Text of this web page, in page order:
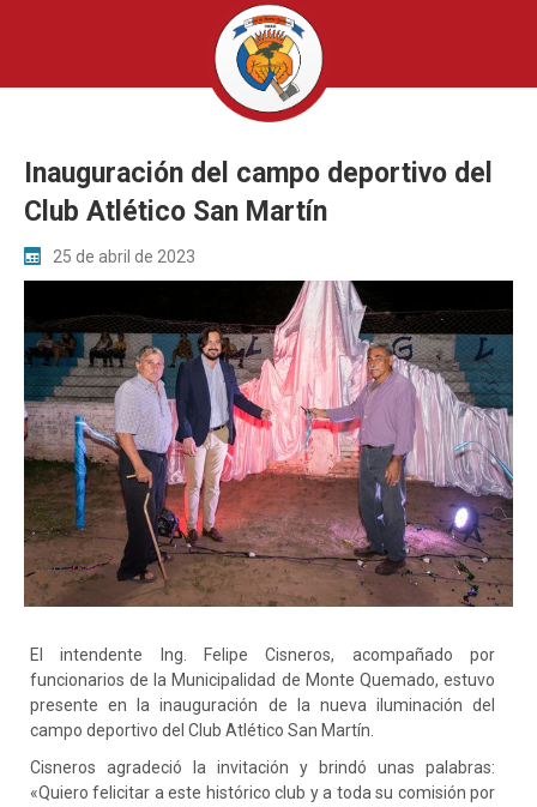
Inauguración del campo deportivo del
Club Atlético San Martín
25 de abril de 2023
El intendente Ing. Felipe Cisneros, acompañado por
funcionarios de la Municipalidad de Monte Quemado, estuvo
presente en la inauguración de la nueva iluminación del
campo deportivo del Club Atlético San Martín.
Cisneros agradeció la invitación y brindó unas palabras:
«Quiero felicitar a este histórico club y a toda su comisión por